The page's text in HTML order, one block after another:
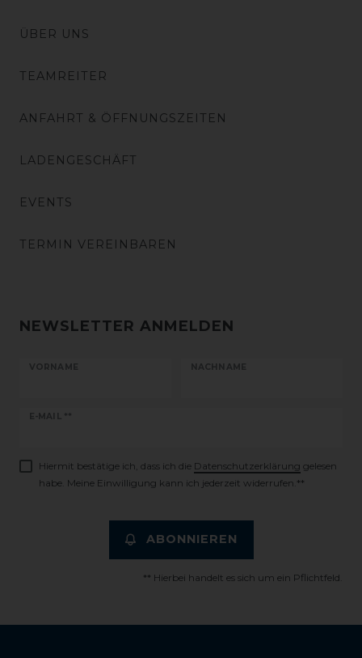
ÜBER UNS
TEAMREITER
ANFAHRT & ÖFFNUNGSZEITEN
LADENGESCHÄFT
EVENTS
TERMIN VEREINBAREN
NEWSLETTER ANMELDEN
VORNAME NACHNAME
E-MAIL **
Newsletter
Hiermit bestätige ich, dass ich die Daten­schutz­erklärung gelesen
habe. Meine Einwilligung kann ich jederzeit widerrufen.**
ABONNIEREN
** Hierbei handelt es sich um ein Pflichtfeld.